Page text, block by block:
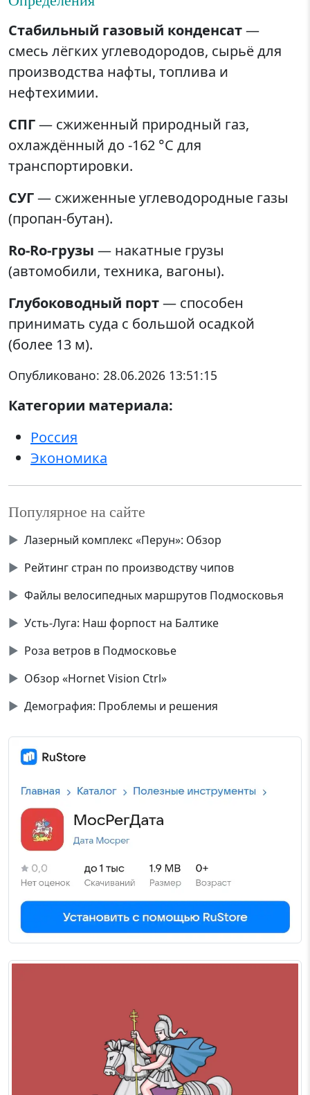
Стабильный газовый конденсат—
смесь лёгких углеводородов, сырьё для
производства нафты, топлива и
нефтехимии.
СПГ— сжиженный природный газ,
охлаждённый до -162 °C для
транспортировки.
СУГ— сжиженные углеводородные газы
(пропан-бутан).
Ro-Ro-грузы — накатные грузы
(автомобили, техника, вагоны).
Глубоководный порт— способен
принимать суда с большой осадкой
(более 13 м).
Опубликовано: 28.06.2026 13:51:15
Категории материала:
Россия
Экономика
Популярное на сайте
▶ Лазерный комплекс «Перун»: Обзор
▶ Рейтинг стран по производству чипов
▶ Файлы велосипедных маршрутов Подмосковья
▶ Усть-Луга: Наш форпост на Балтике
▶ Роза ветров в Подмосковье
▶ Обзор «Hornet Vision Ctrl»
▶ Демография: Проблемы и решения